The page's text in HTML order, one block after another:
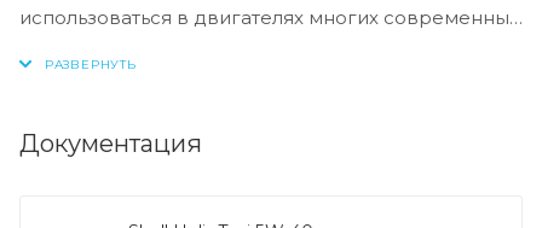
использоваться в двигателях многих современных
(городские пробки).
Документация